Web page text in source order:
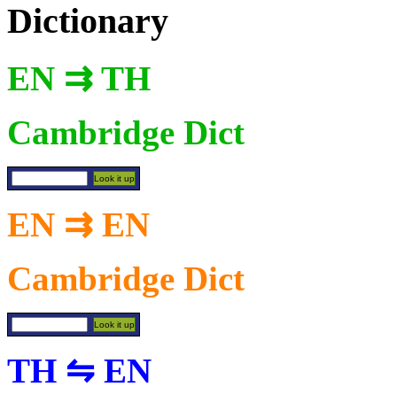
Dictionary
EN ⇉ TH
Cambridge Dict
EN ⇉ EN
Cambridge Dict
TH ⇋ EN